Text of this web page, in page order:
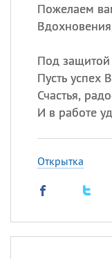
Пожелаем
Под
Пусть успех
Счастья,
И в работе
Открытка